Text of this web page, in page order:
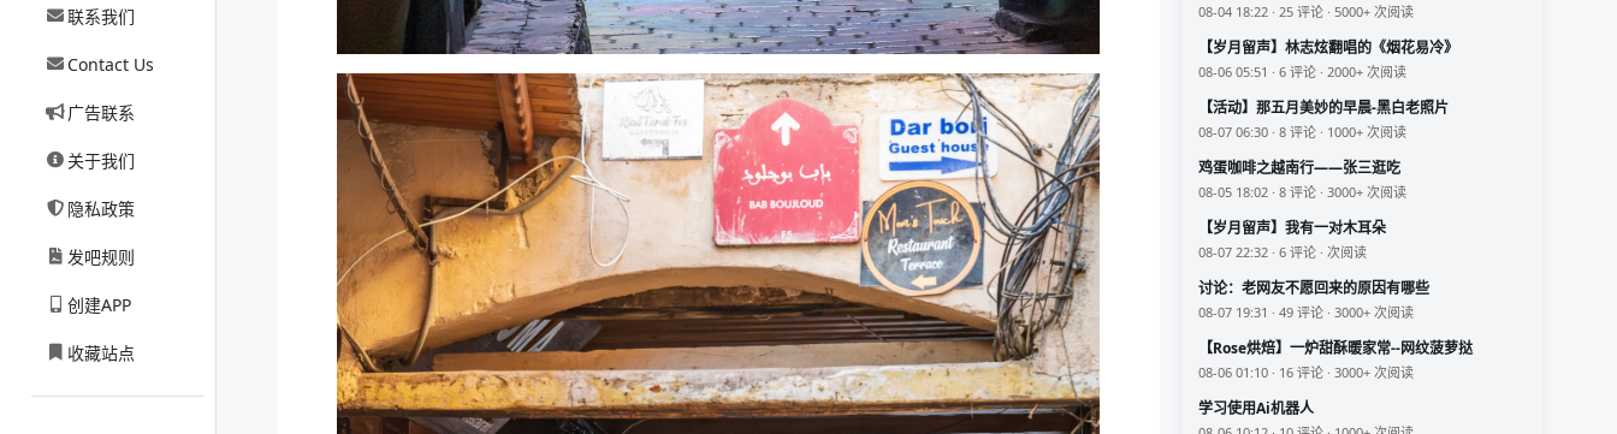
联系我们
Contact Us
广告联系
关于我们
隐私政策
发吧规则
创建APP
收藏站点
08-04 18:22 · 25 评论 · 5000+ 次阅读
【岁月留声】林志炫翻唱的《烟花易冷》
08-06 05:51 · 6 评论 · 2000+ 次阅读
【活动】那五月美妙的早晨-黑白老照片
08-07 06:30 · 8 评论 · 1000+ 次阅读
鸡蛋咖啡之越南行——张三逛吃
08-05 18:02 · 8 评论 · 3000+ 次阅读
【岁月留声】我有一对木耳朵
08-07 22:32 · 6 评论 · 次阅读
讨论：老网友不愿回来的原因有哪些
08-07 19:31 · 49 评论 · 3000+ 次阅读
【Rose烘焙】一炉甜酥暖家常--网纹菠萝挞
08-06 01:10 · 16 评论 · 3000+ 次阅读
学习使用Ai机器人